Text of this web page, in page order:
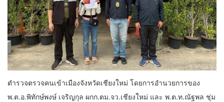
ตำรวจตรวจคนเข้าเมืองจังหวัดเชียงใหม่ โดยการอำนวยการของ
พ.ต.อ.พิทักษ์พงษ์ เจริญกุล ผกก.ตม.จว.เชียงใหม่ และ พ.ต.ท.ณัฐพล ชุ่ม